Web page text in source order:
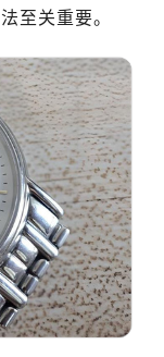
广州市越秀区环市东路371-375号世界贸易中心大厦南塔15层1507室（需提前预约）
深圳市罗湖区深南东路5001号华润大厦17层1701室（需提前预约）
惠州市惠城区江北文昌一路7号华贸大厦（华贸天地）1座30层30-05室（需提前预约）
厦门市思明区湖滨东路95号万象城华润大厦B座11层1104室（需提前预约）
福州市晋安区竹屿路6号东二环泰禾广场2号楼5层509室（需提前预约）
成都市锦江区人民东路6号SAC东原中心24层2406B室（需提前预约）
重庆市江北区观音桥步行街2号融恒时代广场9层902室（需提前预约）
长沙市芙蓉区建湘路393号世茂环球金融中心写字楼10层1013室（需提前预约）
郑州市二七区民主路10号华润大厦29层2905室（需提前预约）
至关重要。